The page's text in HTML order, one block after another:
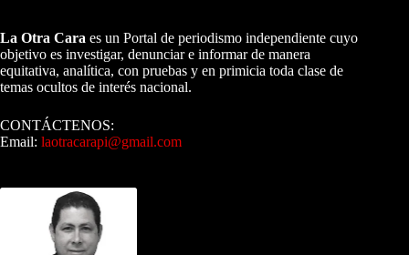
La Otra Cara es un Portal de periodismo independiente cuyo
objetivo es investigar, denunciar e informar de manera
equitativa, analítica, con pruebas y en primicia toda clase de
temas ocultos de interés nacional.
CONTÁCTENOS:
Email: laotracarapi@gmail.com